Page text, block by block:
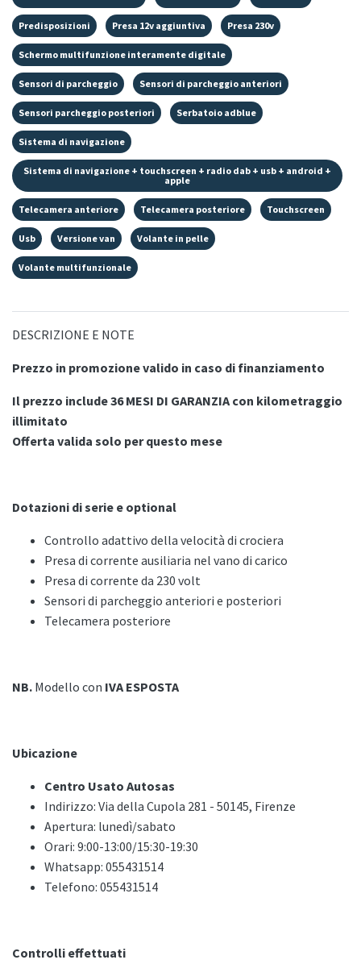
Predisposizioni Presa 12v aggiuntiva Presa 230v
Schermo multifunzione interamente digitale
Sensori di parcheggio Sensori di parcheggio anteriori
Sensori parcheggio posteriori Serbatoio adblue
Sistema di navigazione
Sistema di navigazione + touchscreen + radio dab + usb + android +
apple
Telecamera anteriore Telecamera posteriore Touchscreen
Usb Versione van Volante in pelle
Volante multifunzionale
DESCRIZIONE E NOTE
Prezzo in promozione valido in caso di finanziamento
Il prezzo include 36 MESI DI GARANZIA con kilometraggio
illimitato
Offerta valida solo per questo mese
Dotazioni di serie e optional
Controllo adattivo della velocità di crociera
Presa di corrente ausiliaria nel vano di carico
Presa di corrente da 230 volt
Sensori di parcheggio anteriori e posteriori
Telecamera posteriore
NB. Modello con IVA ESPOSTA
Ubicazione
Centro Usato Autosas
Indirizzo: Via della Cupola 281 - 50145, Firenze
Apertura: lunedì/sabato
Orari: 9:00-13:00/15:30-19:30
Whatsapp: 055431514
Telefono: 055431514
Controlli effettuati